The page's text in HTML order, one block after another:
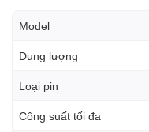
Model
Dung lượng
Loại pin
Công suất tối đa